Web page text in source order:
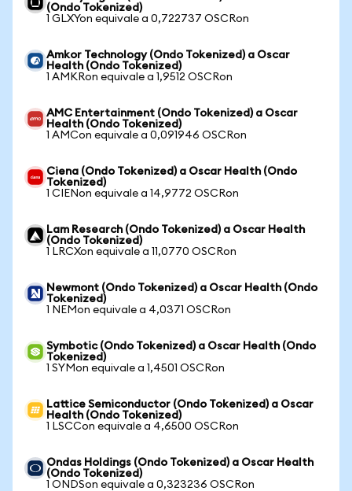
(Ondo Tokenized)
1 GLXYon equivale a 0,722737 OSCRon
Amkor Technology (Ondo Tokenized) a Oscar
Health (Ondo Tokenized)
1 AMKRon equivale a 1,9512 OSCRon
AMC Entertainment (Ondo Tokenized) a Oscar
Health (Ondo Tokenized)
1 AMCon equivale a 0,091946 OSCRon
Ciena (Ondo Tokenized) a Oscar Health (Ondo
Tokenized)
1 CIENon equivale a 14,9772 OSCRon
Lam Research (Ondo Tokenized) a Oscar Health
(Ondo Tokenized)
1 LRCXon equivale a 11,0770 OSCRon
Newmont (Ondo Tokenized) a Oscar Health (Ondo
Tokenized)
1 NEMon equivale a 4,0371 OSCRon
Symbotic (Ondo Tokenized) a Oscar Health (Ondo
Tokenized)
1 SYMon equivale a 1,4501 OSCRon
Lattice Semiconductor (Ondo Tokenized) a Oscar
Health (Ondo Tokenized)
1 LSCCon equivale a 4,6500 OSCRon
Ondas Holdings (Ondo Tokenized) a Oscar Health
(Ondo Tokenized)
1 ONDSon equivale a 0,323236 OSCRon